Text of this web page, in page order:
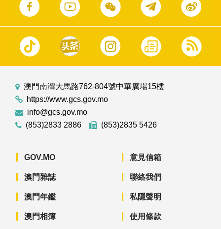
澳門南灣大馬路762-804號中華廣場15樓
https://www.gcs.gov.mo
info@gcs.gov.mo
(853)2833 2886
(853)2835 5426
GOV.MO
澳門雜誌
澳門年鑑
澳門相簿
意見信箱
聯絡我們
私隱聲明
使用條款